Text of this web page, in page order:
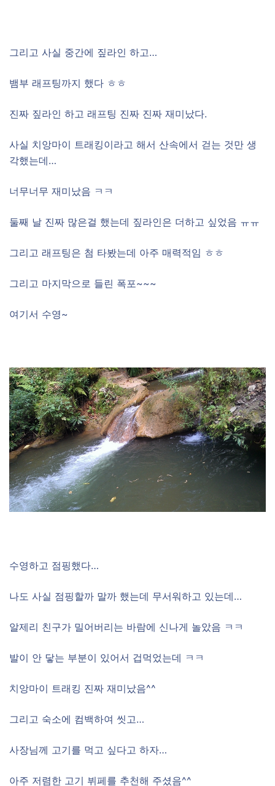
그리고 사실 중간에 짚라인 하고…
뱀부 래프팅까지 했다 ㅎㅎ
진짜 짚라인 하고 래프팅 진짜 진짜 재미났다.
사실 치앙마이 트래킹이라고 해서 산속에서 걷는 것만 생
각했는데…
너무너무 재미났음 ㅋㅋ
둘째 날 진짜 많은걸 했는데 짚라인은 더하고 싶었음 ㅠㅠ
그리고 래프팅은 첨 타봤는데 아주 매력적임 ㅎㅎ
그리고 마지막으로 들린 폭포~~~
여기서 수영~
수영하고 점핑했다…
나도 사실 점핑할까 말까 했는데 무서워하고 있는데…
알제리 친구가 밀어버리는 바람에 신나게 놀았음 ㅋㅋ
발이 안 닿는 부분이 있어서 겁먹었는데 ㅋㅋ
치앙마이 트래킹 진짜 재미났음^^
그리고 숙소에 컴백하여 씻고…
사장님께 고기를 먹고 싶다고 하자…
아주 저렴한 고기 뷔페를 추천해 주셨음^^